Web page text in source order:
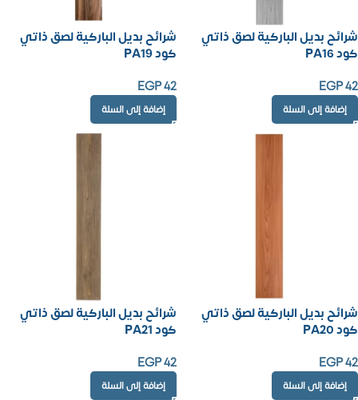
شرائح بديل الباركية لصق ذاتي
كود PA16
EGP42
إضافة إلى السلة
شرائح بديل الباركية لصق ذاتي
كود PA19
EGP42
إضافة إلى السلة
شرائح بديل الباركية لصق ذاتي
كود PA20
EGP42
إضافة إلى السلة
شرائح بديل الباركية لصق ذاتي
كود PA21
EGP42
إضافة إلى السلة